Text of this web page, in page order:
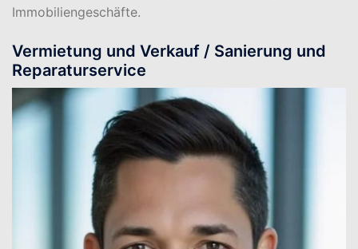
Immobiliengeschäfte.
Vermietung und Verkauf / Sanierung und
Reparaturservice